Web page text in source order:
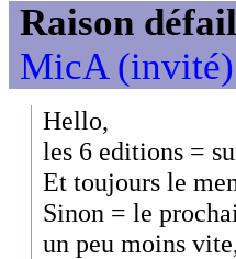
Raison
MicA (invité)
Hello,
les 6 editions =
Et toujours le
Sinon = le
un peu moins